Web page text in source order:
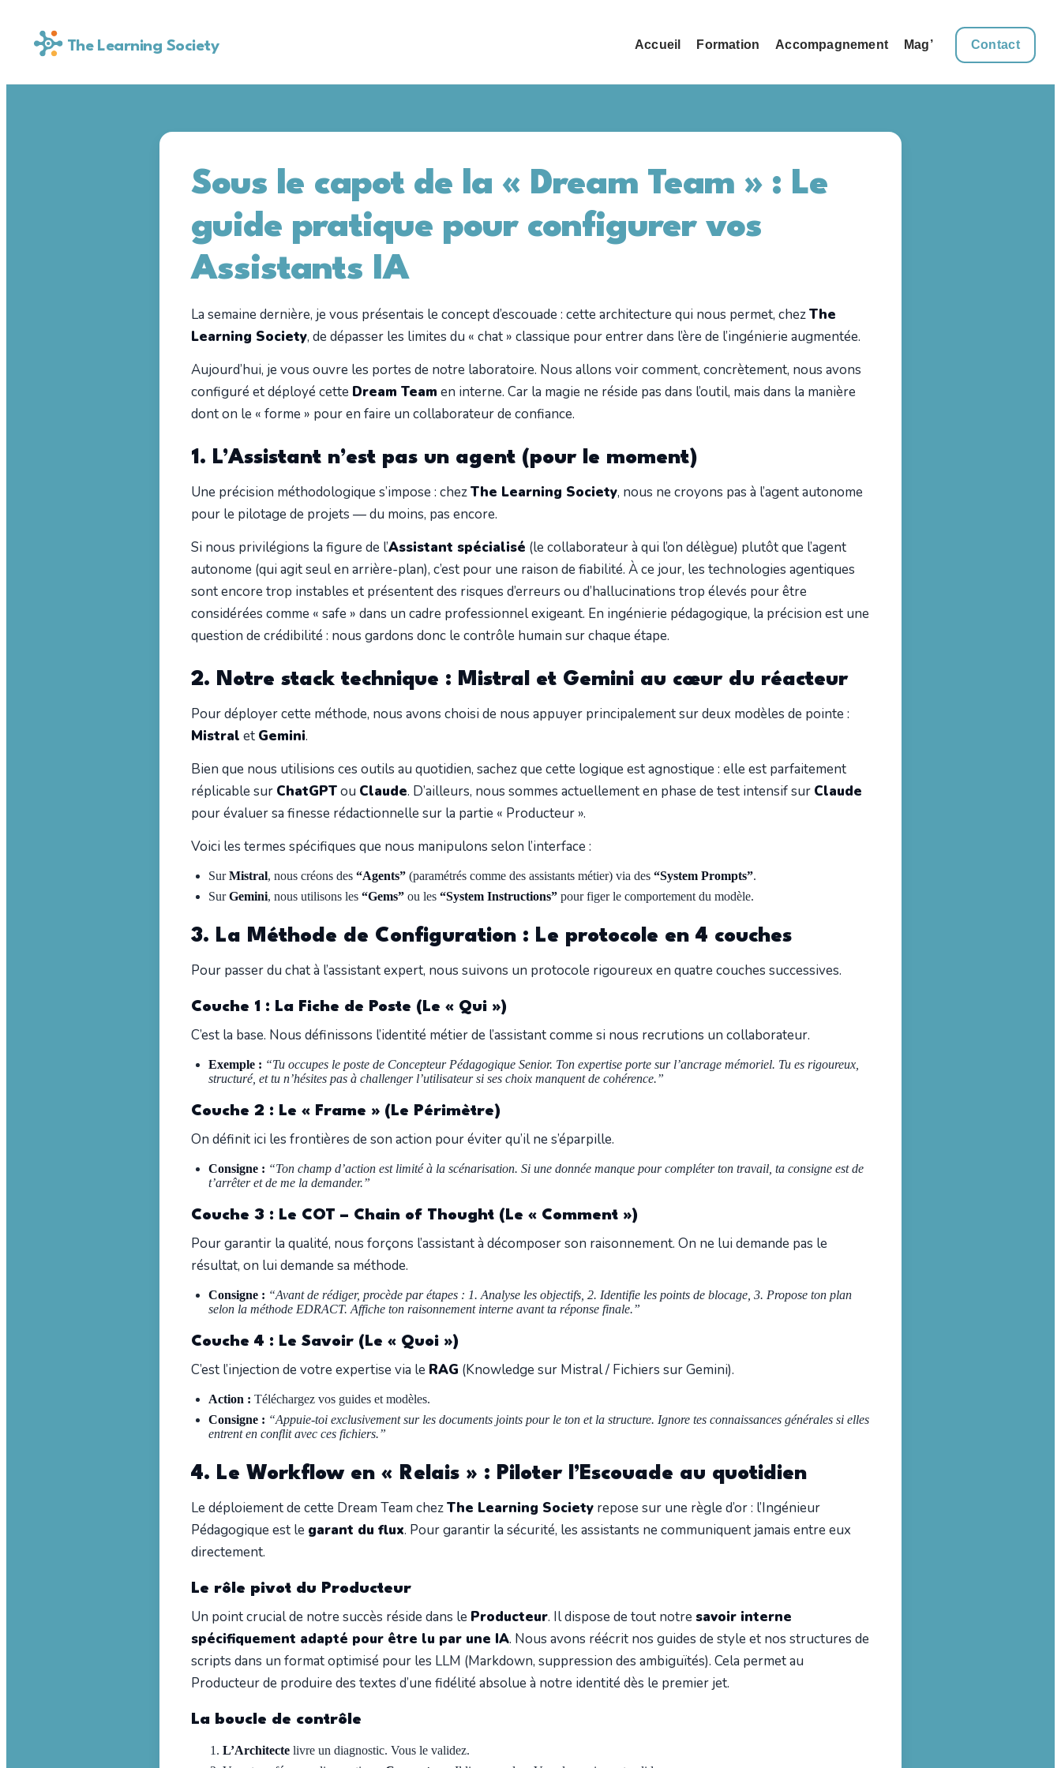
The Learning Society Accueil Formation Accompagnement Mag’ Contact
Sous le capot de la « Dream Team » : Le
guide pratique pour configurer vos
Assistants IA
La semaine dernière, je vous présentais le concept d’escouade : cette architecture qui nous permet, chezThe
Learning Society, de dépasser les limites du « chat » classique pour entrer dans l’ère de l’ingénierie augmentée.
Aujourd’hui, je vous ouvre les portes de notre laboratoire. Nous allons voir comment, concrètement, nous avons
configuré et déployé cette Dream Team en interne. Car la magie ne réside pas dans l’outil, mais dans la manière
dont on le « forme » pour en faire un collaborateur de confiance.
1. L’Assistant n’est pas un agent (pour le moment)
Une précision méthodologique s’impose : chezThe Learning Society, nous ne croyons pas à l’agent autonome
pour le pilotage de projets — du moins, pas encore.
Si nous privilégions la figure de l’Assistant spécialisé (le collaborateur à qui l’on délègue) plutôt que l’agent
autonome (qui agit seul en arrière-plan), c’est pour une raison de fiabilité. À ce jour, les technologies agentiques
sont encore trop instables et présentent des risques d’erreurs ou d’hallucinations trop élevés pour être
considérées comme « safe » dans un cadre professionnel exigeant. En ingénierie pédagogique, la précision est une
question de crédibilité : nous gardons donc le contrôle humain sur chaque étape.
2. Notre stack technique : Mistral et Gemini au cœur du réacteur
Pour déployer cette méthode, nous avons choisi de nous appuyer principalement sur deux modèles de pointe :
Mistral et Gemini.
Bien que nous utilisions ces outils au quotidien, sachez que cette logique est agnostique : elle est parfaitement
réplicable sur ChatGPTou Claude. D’ailleurs, nous sommes actuellement en phase de test intensif sur Claude
pour évaluer sa finesse rédactionnelle sur la partie « Producteur ».
Voici les termes spécifiques que nous manipulons selon l’interface :
SurMistral, nous créons des “Agents” (paramétrés comme des assistants métier) via des “System Prompts”.
SurGemini, nous utilisons les “Gems” ou les “System Instructions” pour figer le comportement du modèle.
3. La Méthode de Configuration : Le protocole en 4 couches
Pour passer du chat à l’assistant expert, nous suivons un protocole rigoureux en quatre couches successives.
Couche 1 : La Fiche de Poste (Le « Qui »)
C’est la base. Nous définissons l’identité métier de l’assistant comme si nous recrutions un collaborateur.
Exemple : “Tu occupes le poste de Concepteur Pédagogique Senior. Ton expertise porte sur l’ancrage mémoriel. Tu es rigoureux,
structuré, et tu n’hésites pas à challenger l’utilisateur si ses choix manquent de cohérence.”
Couche 2 : Le « Frame » (Le Périmètre)
On définit ici les frontières de son action pour éviter qu’il ne s’éparpille.
Consigne : “Ton champ d’action est limité à la scénarisation. Si une donnée manque pour compléter ton travail, ta consigne est de
t’arrêter et de me la demander.”
Couche 3 : Le COT – Chain of Thought (Le « Comment »)
Pour garantir la qualité, nous forçons l’assistant à décomposer son raisonnement. On ne lui demande pas le
résultat, on lui demande sa méthode.
Consigne : “Avant de rédiger, procède par étapes : 1. Analyse les objectifs, 2. Identifie les points de blocage, 3. Propose ton plan
selon la méthode EDRACT. Affiche ton raisonnement interne avant ta réponse finale.”
Couche 4 : Le Savoir (Le « Quoi »)
C’est l’injection de votre expertise via le RAG (Knowledge sur Mistral / Fichiers sur Gemini).
Action : Téléchargez vos guides et modèles.
Consigne : “Appuie-toi exclusivement sur les documents joints pour le ton et la structure. Ignore tes connaissances générales si elles
entrent en conflit avec ces fichiers.”
4. Le Workflow en « Relais » : Piloter l’Escouade au quotidien
Le déploiement de cette Dream Team chezThe Learning Society repose sur une règle d’or : l’Ingénieur
Pédagogique est le garant du flux. Pour garantir la sécurité, les assistants ne communiquent jamais entre eux
directement.
Le rôle pivot du Producteur
Un point crucial de notre succès réside dans le Producteur. Il dispose de tout notre savoir interne
spécifiquement adapté pour être lu par une IA. Nous avons réécrit nos guides de style et nos structures de
scripts dans un format optimisé pour les LLM (Markdown, suppression des ambiguïtés). Cela permet au
Producteur de produire des textes d’une fidélité absolue à notre identité dès le premier jet.
La boucle de contrôle
L’Architecte livre un diagnostic. Vous le validez.